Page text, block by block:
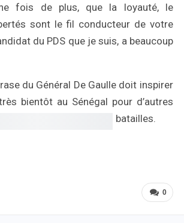
fois de plus, que la loyauté, le
sont le fil conducteur de votre
du PDS que je suis, a beaucoup
du Général De Gaulle doit inspirer
bientôt au Sénégal pour d’autres
batailles.
0